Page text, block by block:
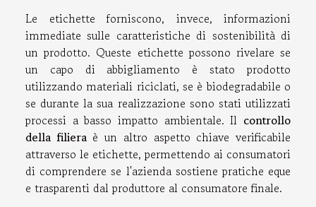
Le etichette forniscono, invece, informazioni
immediate sulle caratteristiche di sostenibilità di
un prodotto. Queste etichette possono rivelare se
un capo di abbigliamento è stato prodotto
utilizzando materiali riciclati, se è biodegradabile o
se durante la sua realizzazione sono stati utilizzati
processi a basso impatto ambientale. Il controllo
della filieraè un altro aspetto chiave verificabile
attraverso le etichette, permettendo ai consumatori
di comprendere se l'azienda sostiene pratiche eque
e trasparenti dal produttore al consumatore finale.